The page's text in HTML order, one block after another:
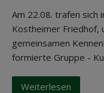
Am 22.08. trafen sich
Kostheimer Friedhof,
gemeinsamen
formierte Gruppe -
Weiterlesen